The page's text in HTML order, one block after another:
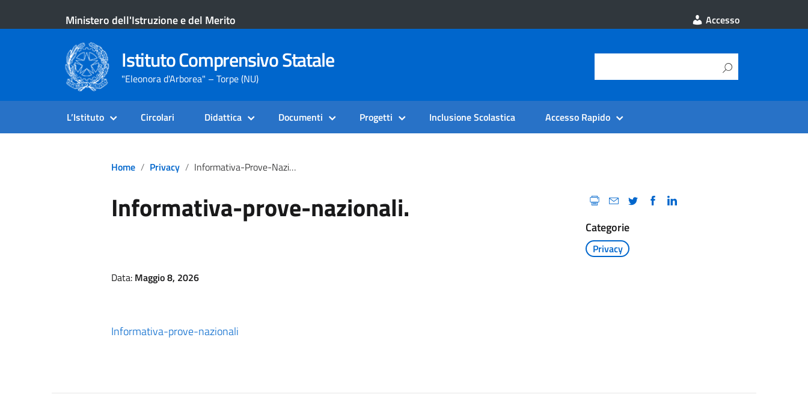
Ministero dell'Istruzione e del Merito Accesso
Istituto Comprensivo Statale
"Eleonora d'Arborea" – Torpe (NU)
L’Istituto Circolari Didattica Documenti Progetti Inclusione Scolastica Accesso Rapido
Home Privacy Informativa-Prove-Nazionali.
Informativa-prove-nazionali.
Categorie
Privacy
Data: Maggio 8, 2026
Informativa-prove-nazionali